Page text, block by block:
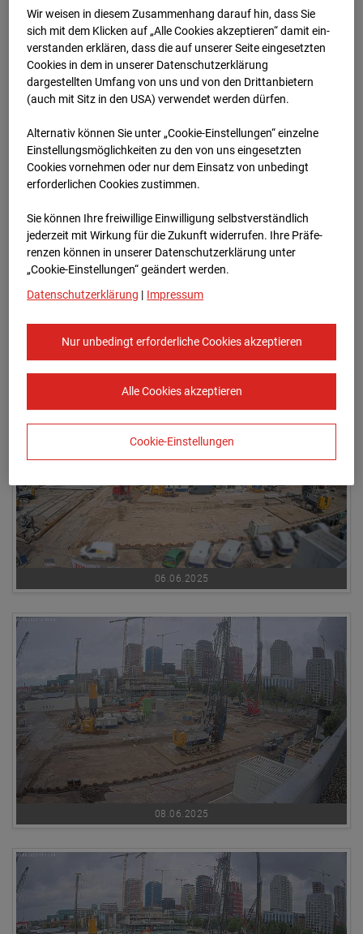
05.06.2025
06.06.2025
08.06.2025
Wir weisen in diesem Zusammenhang darauf hin, dass Sie
sich mit dem Klicken auf „Alle Cookies akzeptieren“ damit ein­
ver­standen erklären, dass die auf unserer Seite eingesetzten
Cookies in dem in unserer Datenschutzerklärung
dargestellten Umfang von uns und von den Drittanbietern
(auch mit Sitz in den USA) verwendet werden dürfen.
Alternativ können Sie unter „Cookie-Einstellungen“ einzelne
Einstellungsmöglichkeiten zu den von uns eingesetzten
Cookies vornehmen oder nur dem Einsatz von unbedingt
erforderlichen Cookies zustimmen.
Sie können Ihre freiwillige Einwilligung selbstverständlich
jederzeit mit Wirkung für die Zukunft widerrufen. Ihre Prä­fe­
renzen können in unserer Datenschutzerklärung unter
„Cookie-Einstellungen“ geändert werden.
Datenschutzerklärung | Impressum
Nur unbedingt erforderliche Cookies akzeptieren
Alle Cookies akzeptieren
Cookie-Einstellungen